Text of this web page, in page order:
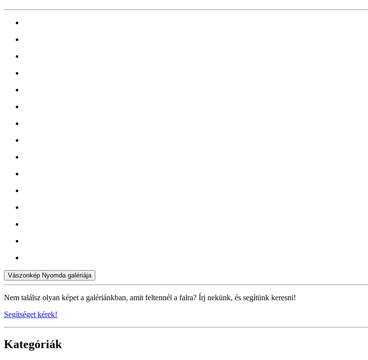
Vászonkép Nyomda galériája
Nem találsz olyan képet a galériánkban, amit feltennél a falra? Írj nekünk, és segítünk keresni!
Segítséget kérek!
Kategóriák